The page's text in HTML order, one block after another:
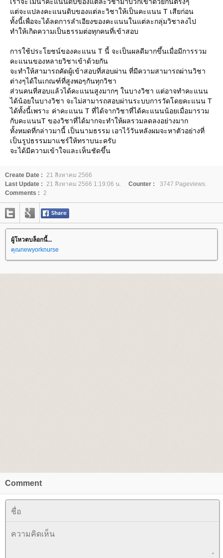
ต่จะแปลงคะแนนดิบของแต่ละวิชาให้เป็นคะแนน T เสียก่อน
ทั้งนี้เพื่อจะได้ลดการลำเอียงของคะแนนในแต่ละกลุ่มวิชาลงไป
ทำให้เกิดความเป็นธรรมต่อทุกคนที่เข้าสอบ
การใช้ประโยชน์ของคะแนน T นี้ จะเป็นผลดีมากขึ้นเมื่อมีการรวม
คะแนนของหลายวิชาเข้าด้วยกัน
จะทำให้สามารถคัดผู้เข้าสอบที่สอบผ่าน ที่มีความสามารถผ่านวิชา
ต่างๆได้ในเกณฑ์ที่สูงพอๆกันทุกวิชา
ส่วนคนที่สอบแล้วได้คะแนนสูงมากๆ ในบางวิชา แต่อาจทำคะแนน
ได้น้อยในบางวิชา จะไม่สามารถสอบผ่านระบบการวัดโดยคะแนน T
ได้ทั้งนี้เพราะ ค่าคะแนน T ที่ได้จากวิชาที่ได้คะแนนน้อยเมื่อมารวม
กับคะแนนT ของวิชาที่ได้มากจะทำให้ผลรวมลดลงอย่างมาก
ทั้งหมดที่กล่าวมานี้ เป็นนามธรรม เอาไว้วันหลังผมจะหาตัวอย่างที่
เป็นรูปธรรมมาแชร์ให้ทราบนะครับ
จะได้มีความเข้าใจและเห็นชัดขึ้น
Create Date : 21 สิงหาคม 2566
Last Update : 21 สิงหาคม 2566 1:19:06 น. Counter :
3747 Pageviews.
Comments : 2
ผู้โหวตบล็อกนี้...
คุณnewyorknurse
Comment